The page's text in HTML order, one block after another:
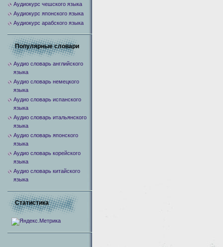
Аудиокурс чешского языка
Аудиокурс японского языка
Аудиокурс арабского языка
Популярные словари
Аудио словарь английского
языка
Аудио словарь немецкого
языка
Аудио словарь испанского
языка
Аудио словарь итальянского
языка
Аудио словарь японского
языка
Аудио словарь корейского
языка
Аудио словарь китайского
языка
Статистика